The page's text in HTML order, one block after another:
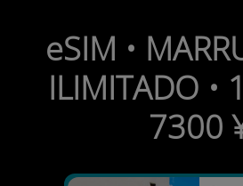
eSIM •
ILIMITADO •
7300